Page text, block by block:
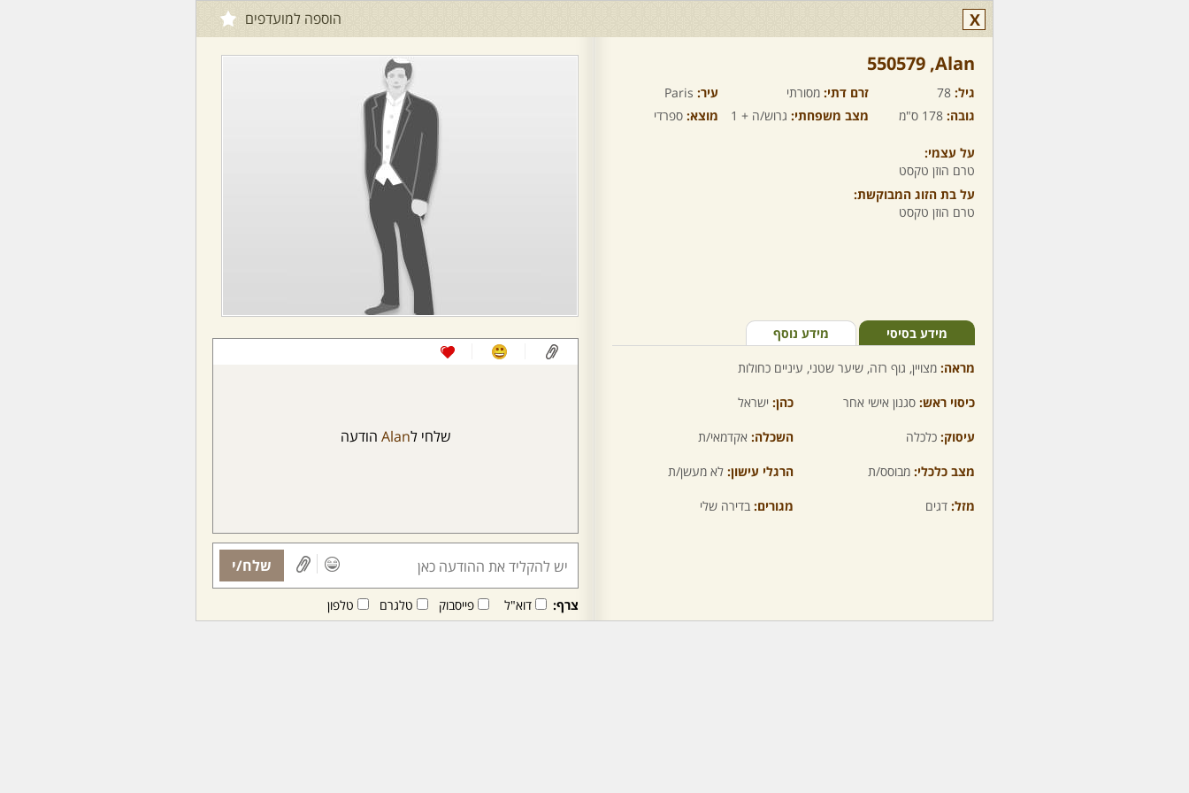
X הוספה למועדפים
Alan,‏ 550579
גיל: 78 זרם דתי: מסורתי עיר: Paris
גובה: 178 ס"מ מצב משפחתי: גרוש/ה + 1 מוצא: ספרדי
על עצמי:
טרם הוזן טקסט
על בת הזוג המבוקשת:
טרם הוזן טקסט
מידע בסיסי מידע נוסף
מראה: מצויין, גוף רזה, שיער שטני, עיניים כחולות
כיסוי ראש: סגנון אישי אחר כהן: ישראל
עיסוק: כלכלה השכלה: אקדמאי/ת
מצב כלכלי: מבוסס/ת הרגלי עישון: לא מעשן/ת
מזל: דגים מגורים: בדירה שלי
שלחי לAlan הודעה
שלח/י
צרף: דוא"ל פייסבוק טלגרם טלפון